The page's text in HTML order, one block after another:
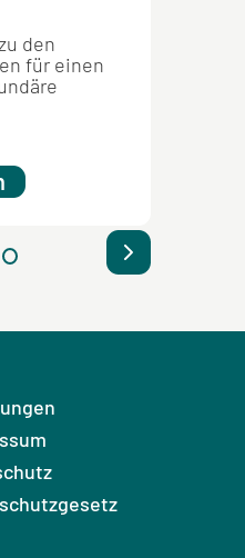
den
für einen